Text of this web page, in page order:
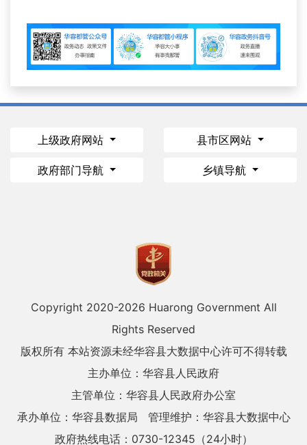
上级政府网站 县市区网站
政府部门导航 乡镇导航
Copyright 2020-2026 Huarong Government All
Rights Reserved
版权所有 本站资源未经华容县大数据中心许可不得转载
主办单位：华容县人民政府
主管单位：华容县人民政府办公室
承办单位：华容县数据局
管理维护：华容县大数据中心
政府热线电话：0730-12345（24小时）